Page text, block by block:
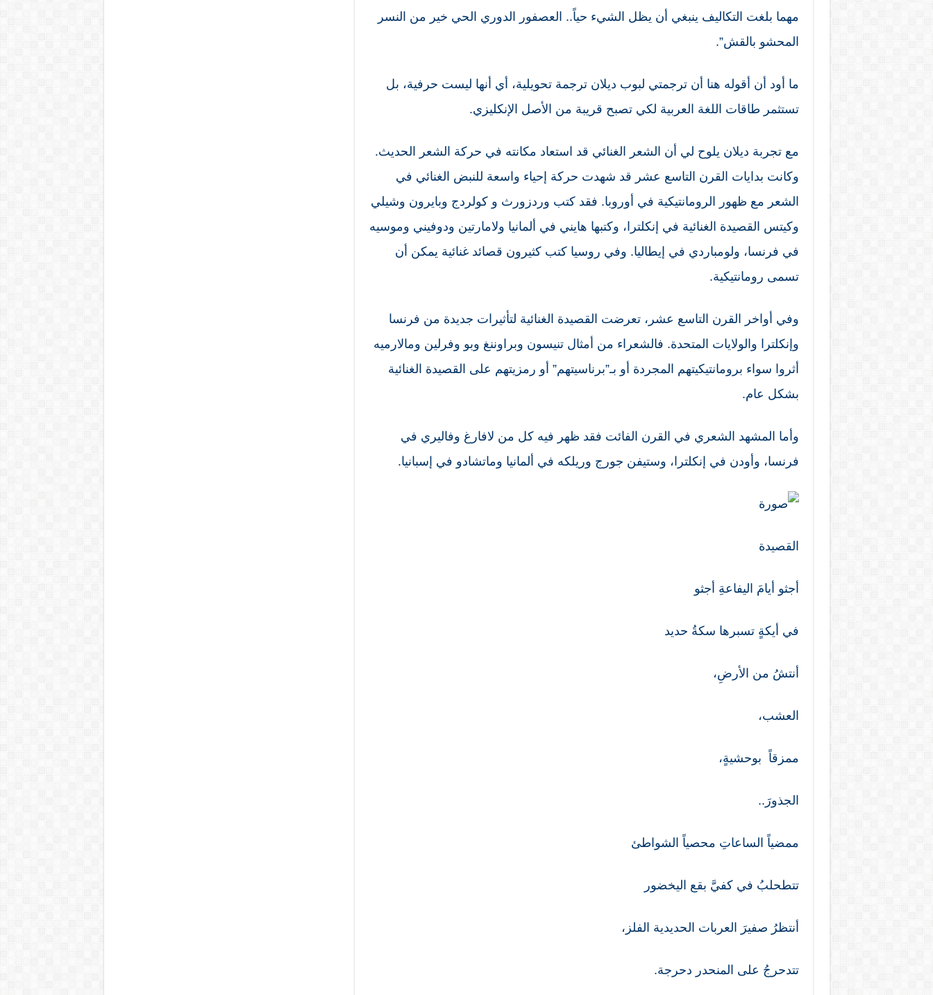
مهما بلغت التكاليف ينبغي أن يظل الشيء حياً.. العصفور الدوري الحي خير من النسر
المحشو بالقش”.
ما أود أن أقوله هنا أن ترجمتي لبوب ديلان ترجمة تحويلية، أي أنها ليست حرفية، بل
تستثمر طاقات اللغة العربية لكي تصبح قريبة من الأصل الإنكليزي.
مع تجربة ديلان يلوح لي أن الشعر الغنائي قد استعاد مكانته في حركة الشعر الحديث.
وكانت بدايات القرن التاسع عشر قد شهدت حركة إحياء واسعة للنبض الغنائي في
الشعر مع ظهور الرومانتيكية في أوروبا. فقد كتب وردزورث و كولردج وبايرون وشيلي
وكيتس القصيدة الغنائية في إنكلترا، وكتبها هايني في ألمانيا ولامارتين ودوفيني وموسيه
في فرنسا، ولومباردي في إيطاليا. وفي روسيا كتب كثيرون قصائد غنائية يمكن أن
تسمى رومانتيكية.
وفي أواخر القرن التاسع عشر، تعرضت القصيدة الغنائية لتأثيرات جديدة من فرنسا
وإنكلترا والولايات المتحدة. فالشعراء من أمثال تنيسون وبراوننغ وبو وفرلين ومالارميه
أثروا سواء برومانتيكيتهم المجردة أو بـ”برناسيتهم” أو رمزيتهم على القصيدة الغنائية
بشكل عام.
وأما المشهد الشعري في القرن الفائت فقد ظهر فيه كل من لافارغ وفاليري في
فرنسا، وأودن في إنكلترا، وستيفن جورج وريلكه في ألمانيا وماتشادو في إسبانيا.
القصيدة
أجثو أيامَ اليفاعةِ أجثو
في أيكةٍ تسبرها سكةُ حديد
أنتشُ من الأرضِ،
العشب،
ممزقاً بوحشيةٍ،
الجذورَ..
ممضياً الساعاتِ محصياً الشواطئ
تتطحلبُ في كفيَّ بقع اليخضور
أنتظرُ صفيرَ العربات الحديدية الفلز،
تتدحرجُ على المنحدر دحرجة.